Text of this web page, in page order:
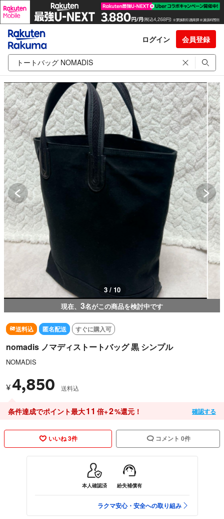
ログイン 会員登録
3 / 10
現在、 3名がこの商品を検討中です
送料込 匿名配送 すぐに購入可
nomadis ノマディストートバッグ 黒 シンプル
NOMADIS
¥4,850 送料込
条件達成でポイント最大11 倍+2%還元！ 確認する
いいね 3件 コメント 0件
本人確認済 紛失補償有
ラクマ安心・安全への取り組み